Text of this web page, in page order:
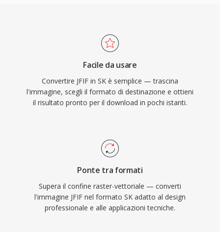
Facile da usare
Convertire JFIF in SK è semplice — trascina
l'immagine, scegli il formato di destinazione e ottieni
il risultato pronto per il download in pochi istanti.
Ponte tra formati
Supera il confine raster-vettoriale — converti
l'immagine JFIF nel formato SK adatto al design
professionale e alle applicazioni tecniche.